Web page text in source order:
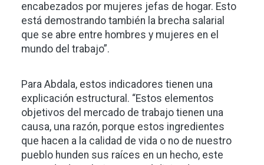
encabezados por mujeres jefas de hogar. Esto
está demostrando también la brecha salarial
que se abre entre hombres y mujeres en el
mundo del trabajo”.
Para Abdala, estos indicadores tienen una
explicación estructural. “Estos elementos
objetivos del mercado de trabajo tienen una
causa, una razón, porque estos ingredientes
que hacen a la calidad de vida o no de nuestro
pueblo hunden sus raíces en un hecho, este